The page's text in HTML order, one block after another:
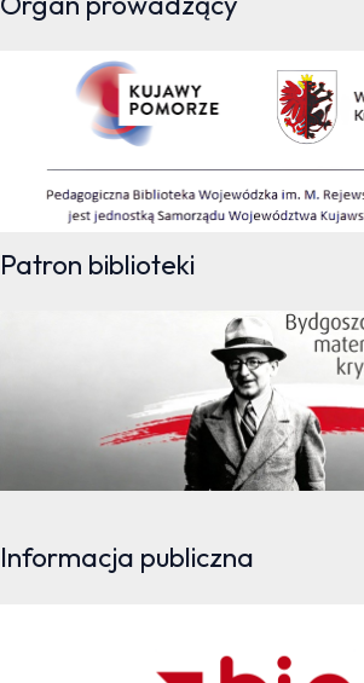
Patron biblioteki
Informacja publiczna